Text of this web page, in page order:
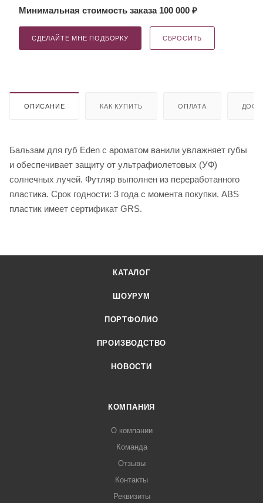
Минимальная стоимость заказа 100 000 ₽
СДЕЛАЙТЕ МНЕ ПОДБОРКУ СБРОСИТЬ
ОПИСАНИЕ КАК КУПИТЬ ОПЛАТА
Бальзам для губ Eden с ароматом ванили увлажняет губы
и обеспечивает защиту от ультрафиолетовых (УФ)
солнечных лучей. Футляр выполнен из переработанного
пластика. Срок годности: 3 года с момента покупки. ABS
пластик имеет сертификат GRS.
КАТАЛОГ
ШОУРУМ
ПОРТФОЛИО
ПРОИЗВОДСТВО
НОВОСТИ
КОМПАНИЯ
О компании
Команда
Отзывы
Контакты
Реквизиты